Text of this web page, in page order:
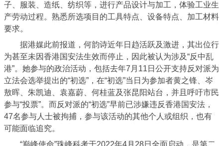
子、服装、造纸、纺织等，进行产品设计与加工，体验工业生
产劳动过程。熟悉所选项目的工具特点、设备特点、加工材料
要求。
据港媒此前报道，何韵诗近年日趋活跃及激进，其出位行
为甚至未因香港国安法生效而停止，因此被认为涉及“反中乱
港”。她参与的政治活动，包括去年7月11日公开支持反对派为
立法会选举提出的“初选”，在“初选”当日为参加者黄之锋、岑
敖晖、朱凯迪、袁嘉蔚、何桂蓝及张昆阳站台，并且呼吁市民
参与“投票”。而反对派的“初选”早前已涉嫌违反香港国安法，
47名参与人士被拘捕，参与该活动的其他个人或组织，也有
可能面临追究。
“巅峰使命”珠峰科考于2022年4月28日全面启动，是第二